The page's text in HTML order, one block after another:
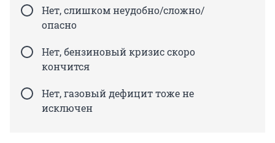
Нет, слишком неудобно/сложно/
опасно
Нет, бензиновый кризис скоро
кончится
Нет, газовый дефицит тоже не
исключен